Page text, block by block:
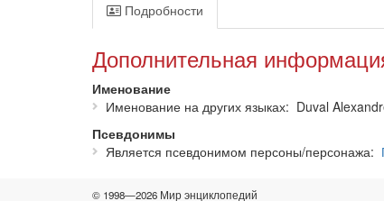
Подробности
Дополнительная
Именование
Именование на других языках
Duval
Псевдонимы
Является псевдонимом персоны/персонажа
© 1998—2026 Мир энциклопедий